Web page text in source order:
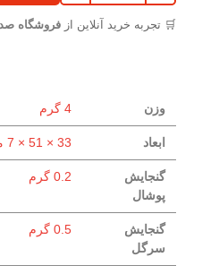
🛒 تجربه خرید آنلاین از فروشگاه
وزن 4 گرم
ابعاد 33 × 51 × 7 میلی متر
گنجایش
پوشال
0.2 گرم
گنجایش
سرگل
0.5 گرم